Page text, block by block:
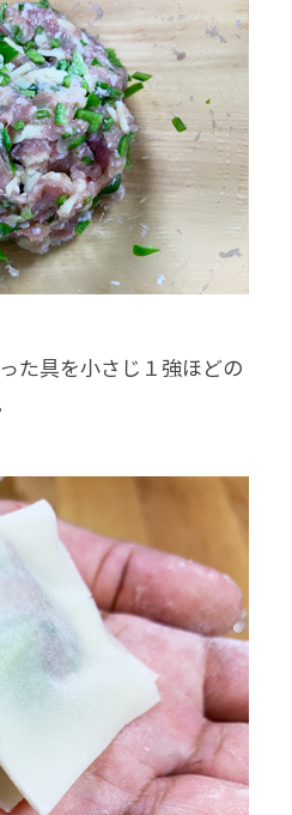
具を小さじ１強ほどの